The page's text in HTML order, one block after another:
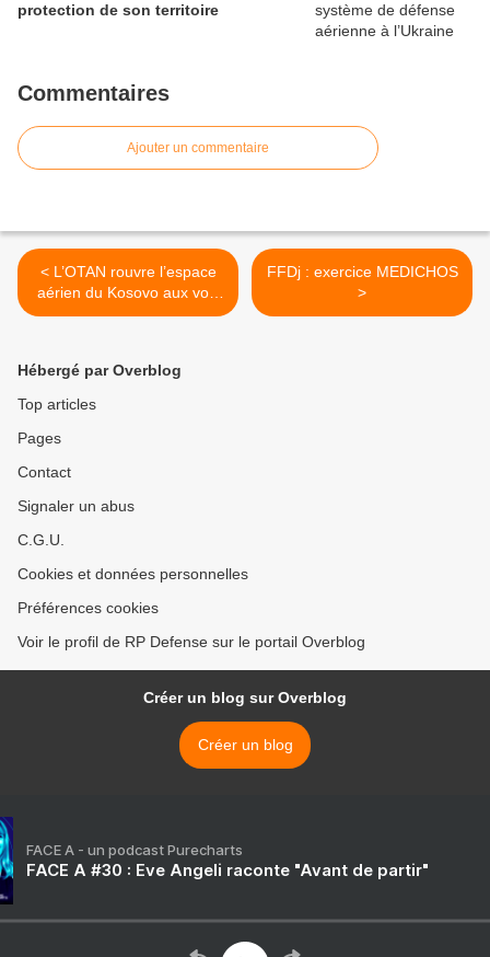
protection de son territoire
Commentaires
Ajouter un commentaire
< L’OTAN rouvre l’espace
aérien du Kosovo aux vols
civils
FFDj : exercice MEDICHOS
>
Hébergé par Overblog
Top articles
Pages
Contact
Signaler un abus
C.G.U.
Cookies et données personnelles
Préférences cookies
Voir le profil de RP Defense sur le portail Overblog
Créer un blog sur Overblog
Créer un blog
FACE A - un podcast Purecharts
FACE A #30 : Eve Angeli raconte "Avant de partir"